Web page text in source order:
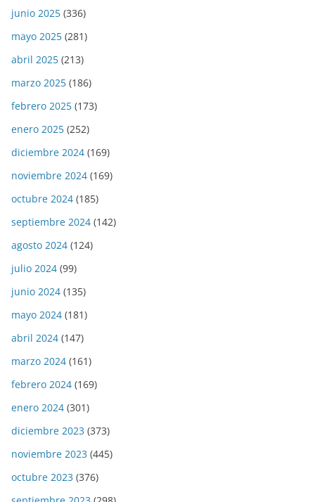
junio 2025 (336)
mayo 2025 (281)
abril 2025 (213)
marzo 2025 (186)
febrero 2025 (173)
enero 2025 (252)
diciembre 2024 (169)
noviembre 2024 (169)
octubre 2024 (185)
septiembre 2024 (142)
agosto 2024 (124)
julio 2024 (99)
junio 2024 (135)
mayo 2024 (181)
abril 2024 (147)
marzo 2024 (161)
febrero 2024 (169)
enero 2024 (301)
diciembre 2023 (373)
noviembre 2023 (445)
octubre 2023 (376)